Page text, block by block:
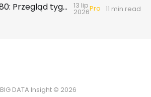
INSIGHT #180: Przegląd tygodniowy | Badanie ankietowe NBP - rynek wtórny & najem 13 lip
2026Pro 11 min read
BIG DATA Insight © 2026